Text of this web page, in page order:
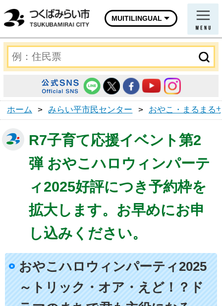
MUITILINGUAL
ホーム > みらい平市民センター > おやこ・まるまる
R7子育て応援イベント第2
弾 おやこハロウィンパーテ
ィ2025好評につき予約枠を
拡大します。お早めにお申
し込みください。
おやこハロウィンパーティ2025
～トリック・オア・えど！？ド